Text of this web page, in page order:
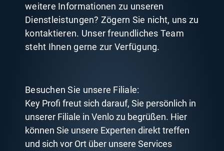
weitere Informationen zu unseren
Dienstleistungen? Zögern Sie nicht, uns zu
kontaktieren. Unser freundliches Team
steht Ihnen gerne zur Verfügung.
Besuchen Sie unsere Filiale:
Key Profi freut sich darauf, Sie persönlich in
unserer Filiale in Venlo zu begrüßen. Hier
können Sie unsere Experten direkt treffen
und sich vor Ort über unsere Services